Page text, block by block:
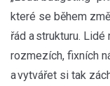
které se během
řád a strukturu.
rozmezích, fixních
a vytvářet si tak